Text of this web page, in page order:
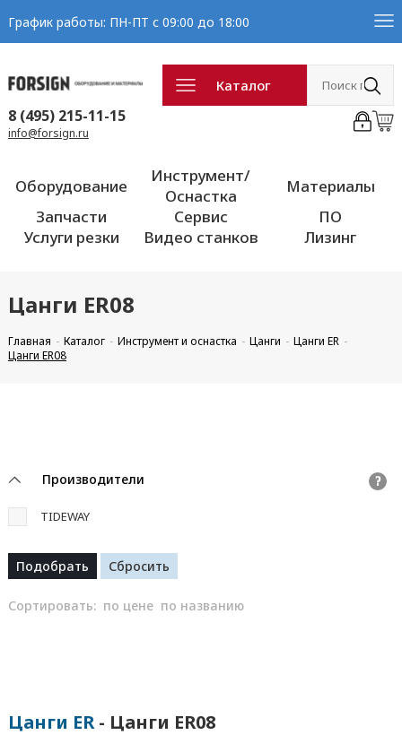
График работы: ПН-ПТ с 09:00 до 18:00
Каталог
8 (495) 215-11-15
info@forsign.ru
Оборудование
Инструмент/
Оснастка
Материалы
Запчасти
Сервис
ПО
Услуги резки
Видео станков Лизинг
Цанги ER08
Главная Каталог Инструмент и оснастка Цанги
Цанги ER
Цанги ER08
Производители ?
TIDEWAY
Сортировать: по цене по названию
Цанги ER- Цанги ER08